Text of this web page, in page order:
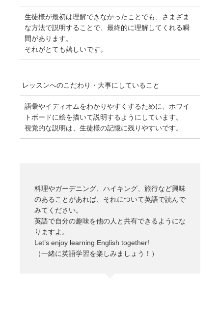
生徒様が最初は理解できなかったことでも、さまざま
な方法で説明することで、最終的に理解してくれる瞬
間があります。
それがとても嬉しいです。
レッスンへのこだわり・ 大事にしていること
語彙やイディオムをわかりやすくするために、ホワイ
トボードに絵を描いて説明するようにしています。
視覚的な説明は、生徒様の記憶に残りやすいです。
料理やガーデニング、ハイキング、旅行など興味
のあることがあれば、それについて英語で読んで
みてください。
英語で自分の趣味を他の人と共有できるようにな
りますよ。
Let’s enjoy learning English together!
（一緒に英語学習を楽しみましょう！）